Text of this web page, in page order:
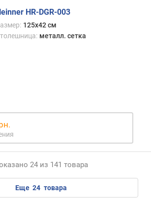
HR-DGR-003
125х42 см
металл. сетка
24 из 141 товара
еще 24 товара